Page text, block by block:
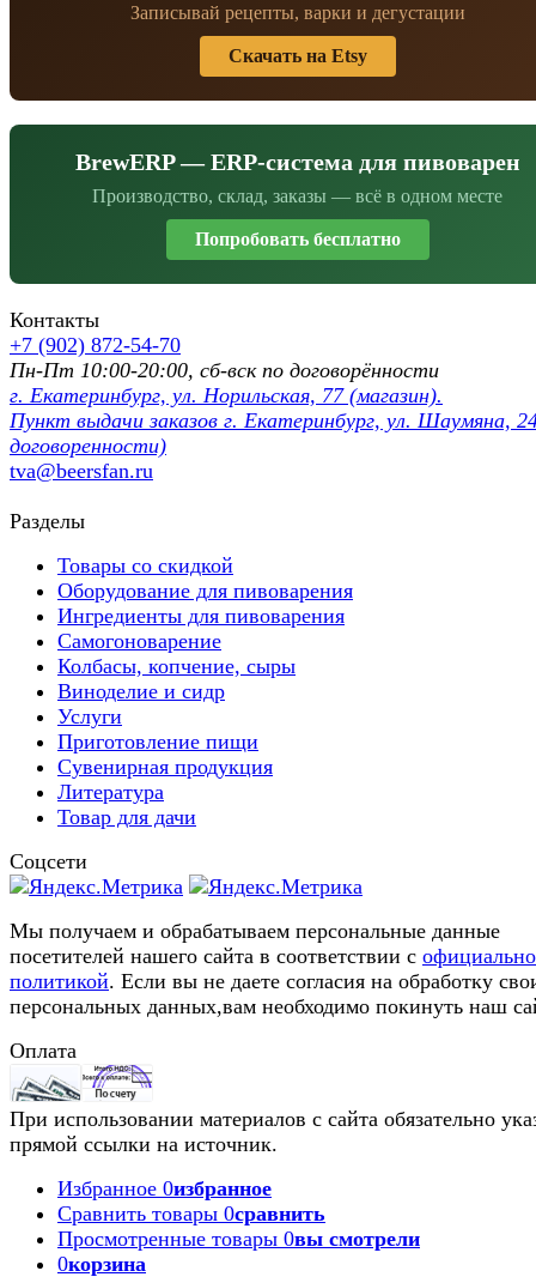
Записывай рецепты, варки и дегустации
Скачать на Etsy
BrewERP — ERP-система для пивоварен
Производство, склад, заказы — всё в одном месте
Попробовать бесплатно
Контакты
+7 (902) 872-54-70
Пн-Пт 10:00-20:00, сб-вск по договорённости
г. Екатеринбург, ул. Норильская, 77 (магазин).
Пункт выдачи заказов г. Екатеринбург, ул. Шаумяна,
договоренности)
tva@beersfan.ru
Разделы
Товары со скидкой
Оборудование для пивоварения
Ингредиенты для пивоварения
Самогоноварение
Колбасы, копчение, сыры
Виноделие и сидр
Услуги
Приготовление пищи
Сувенирная продукция
Литература
Товар для дачи
Соцсети
Мы получаем и обрабатываем персональные данные
посетителей нашего сайта в соответствии с
политикой. Если вы не даете согласия на обработку
персональных данных,вам необходимо покинуть наш
Оплата
При использовании материалов с сайта обязательно
прямой ссылки на источник.
Избранное 0избранное
Сравнить товары 0сравнить
Просмотренные товары 0вы смотрели
0корзина